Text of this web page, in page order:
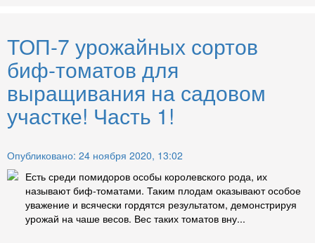
ТОП-7 урожайных сортов
биф-томатов для
выращивания на садовом
участке! Часть 1!
Опубликовано: 24 ноября 2020, 13:02
Есть среди помидоров особы королевского рода, их
называют биф-томатами. Таким плодам оказывают особое
уважение и всячески гордятся результатом, демонстрируя
урожай на чаше весов. Вес таких томатов вну...